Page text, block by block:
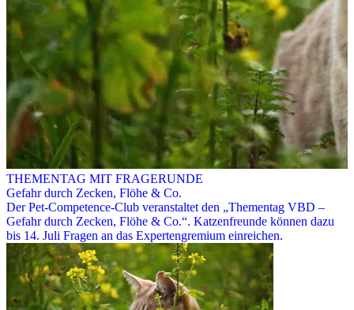
THEMENTAG MIT FRAGERUNDE
Gefahr durch Zecken, Flöhe & Co.
Der Pet-Competence-Club veranstaltet den „Thementag VBD –
Gefahr durch Zecken, Flöhe & Co.“. Katzenfreunde können dazu
bis 14. Juli Fragen an das Expertengremium einreichen.